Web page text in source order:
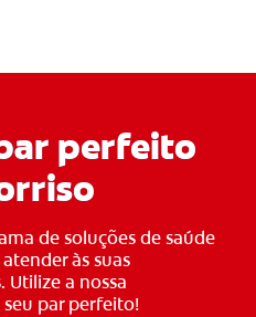
perfeito
de soluções de saúde
às suas
Utilize a nossa
par perfeito!